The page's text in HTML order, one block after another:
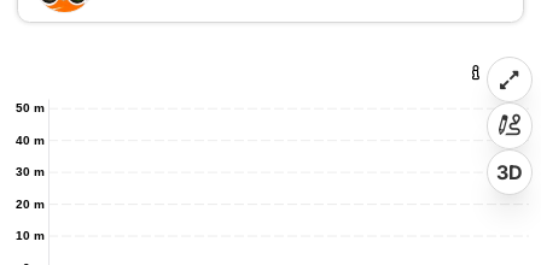
10 m
20 m
30 m
40 m
50 m
3D